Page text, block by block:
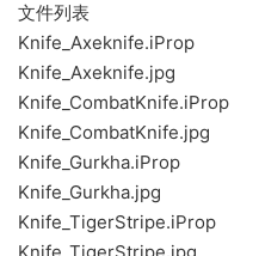
文件列表
Knife_Axeknife.iProp
Knife_Axeknife.jpg
Knife_CombatKnife.iProp
Knife_CombatKnife.jpg
Knife_Gurkha.iProp
Knife_Gurkha.jpg
Knife_TigerStripe.iProp